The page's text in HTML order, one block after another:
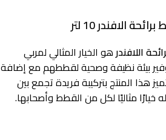
الافندر 10 لتر
اللافندرهو الخيار المثالي لمربي
بيئة نظيفة وصحية لقططهم مع إضافة
هذا المنتج بتركيبة فريدة تجمع بين
خيارًا مثاليًا لكل من القطط وأصحابها.